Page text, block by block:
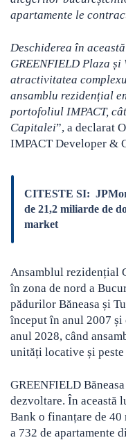
apartamente le
Deschiderea în
GREENFIELD Plaza și
atractivitatea
ansamblu rezidențial
portofoliul IMPACT,
Capitalei”, a declarat
IMPACT Developer &
CITESTE SI:
de 21,2 miliarde de
market
Ansamblul rezidențial
în zona de nord a
pădurilor Băneasa și
început în anul 2007 și
anul 2028, când
unități locative și
GREENFIELD
dezvoltare. În această
Bank o finanțare de
a 732 de apartamente